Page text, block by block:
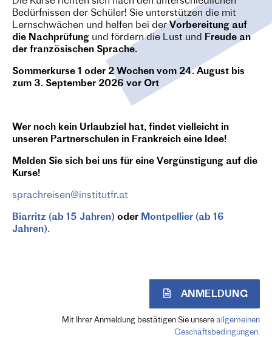
Bedürfnissen der Schüler! Sie unterstützen die mit
Lernschwächen und helfen bei derVorbereitung auf
die Nachprüfung und fördern die Lust und Freude an
der französischen Sprache.
Sommerkurse 1 oder 2 Wochen vom 24. August bis
zum 3. September 2026 vor Ort
Wer noch kein Urlaubziel hat, findet vielleicht in
unseren Partnerschulen in Frankreich eine Idee!
Melden Sie sich bei uns für eine Vergünstigung auf die
Kurse!
sprachreisen@institutfr.at
Biarritz (ab 15 Jahren) oder Montpellier (ab 16
Jahren).
ANMELDUNG
Mit Ihrer Anmeldung bestätigen Sie unsere allgemeinen
Geschäftsbedingungen.